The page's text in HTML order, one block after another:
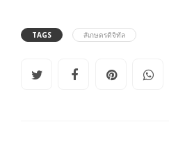
TAGS #เกษตรดิจิทัล